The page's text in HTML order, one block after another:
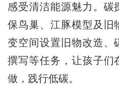
感受清洁能源魅力。碳
保鸟巢、江豚模型及旧
变空间设置旧物改造、
撰写等任务，让孩子们
做，践行低碳。